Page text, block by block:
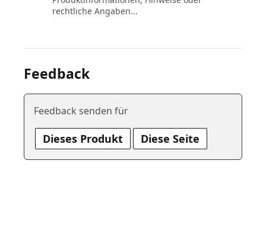
rechtliche Angaben...
Feedback
Feedback senden für
Dieses Produkt Diese Seite